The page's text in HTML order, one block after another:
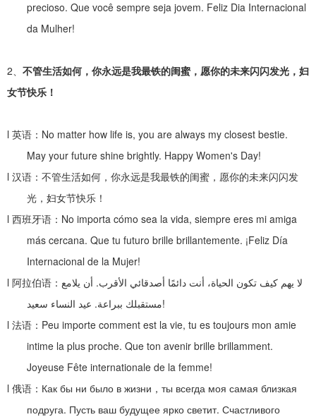
precioso. Que você sempre seja jovem. Feliz Dia Internacional
da Mulher!
2、 不管生活如何，你永远是我最铁的闺蜜，愿你的未来闪闪发光，妇
女节快乐！
l 英语： No matter how life is, you are always my closest bestie.
May your future shine brightly. Happy Women's Day!
l 汉语：不管生活如何，你永远是我最铁的闺蜜，愿你的未来闪闪发
光，妇女节快乐！
l 西班牙语： No importa cómo sea la vida, siempre eres mi amiga
más cercana. Que tu futuro brille brillantemente. ¡Feliz Día
Internacional de la Mujer!
l 阿拉伯语： لا يهم كيف تكون الحياة، أنت دائمًا أصدقائي الأقرب. أن يلامع
مستقبلك ببراعة. عيد النساء سعيد
!
l 法语： Peu importe comment est la vie, tu es toujours mon amie
intime la plus proche. Que ton avenir brille brillamment.
Joyeuse Fête internationale de la femme!
l 俄语： Как бы ни было в жизни ， ты всегда моя самая близкая
подруга. Пусть ваш будущее ярко светит. Счастливого